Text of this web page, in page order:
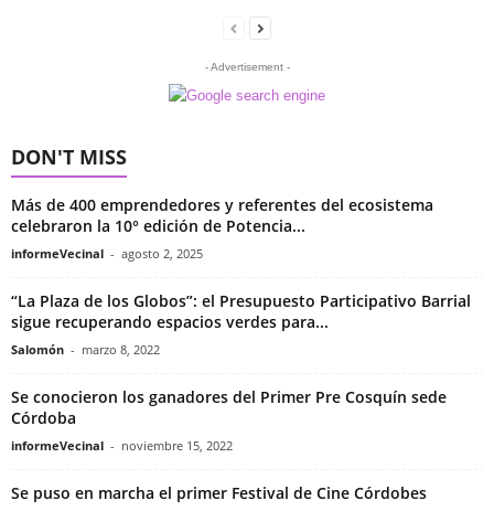
- Advertisement -
DON'T MISS
Más de 400 emprendedores y referentes del ecosistema
celebraron la 10° edición de Potencia...
informeVecinal - agosto 2, 2025
“La Plaza de los Globos”: el Presupuesto Participativo Barrial
sigue recuperando espacios verdes para...
Salomón - marzo 8, 2022
Se conocieron los ganadores del Primer Pre Cosquín sede
Córdoba
informeVecinal - noviembre 15, 2022
Se puso en marcha el primer Festival de Cine Córdobes